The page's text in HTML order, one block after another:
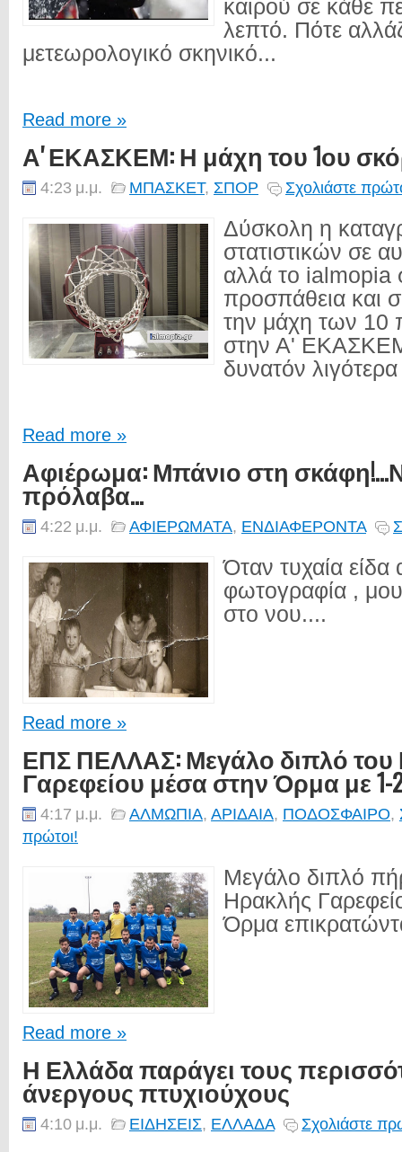
καιρού σε κάθε
λεπτό. Πότε
μετεωρολογικό σκηνικό...
Read more »
Α' ΕΚΑΣΚΕΜ: Η μάχη του 1ου
4:23 μ.μ. ΜΠΑΣΚΕΤ, ΣΠΟΡ Σχολιάστε
Δύσκολη η
στατιστικών σε
αλλά το ialmopia
προσπάθεια και
την μάχη των 10
στην Α'
δυνατόν
Read more »
Αφιέρωμα: Μπάνιο στη
πρόλαβα…
4:22 μ.μ. ΑΦΙΕΡΩΜΑΤΑ, ΕΝΔΙΑΦΕΡΟΝΤΑ
Όταν τυχαία είδα
φωτογραφία ,
στο νου....
Read more »
ΕΠΣ ΠΕΛΛΑΣ: Μεγάλο διπλό
Γαρεφείου μέσα στην Όρμα με 1-
4:17 μ.μ. ΑΛΜΩΠΙΑ, ΑΡΙΔΑΙΑ, ΠΟΔΟΣΦΑΙΡΟ,
πρώτοι!
Μεγάλο διπλό
Ηρακλής
Όρμα
Read more »
Η Ελλάδα παράγει τους
άνεργους πτυχιούχους
4:10 μ.μ. ΕΙΔΗΣΕΙΣ, ΕΛΛΑΔΑ Σχολιάστε